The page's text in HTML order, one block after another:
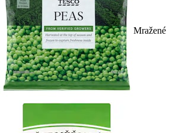
Mražené